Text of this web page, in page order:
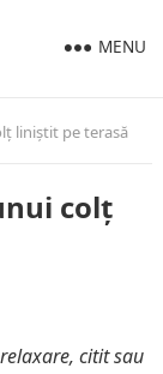
MENU
liniștit pe terasă
colț
citit sau